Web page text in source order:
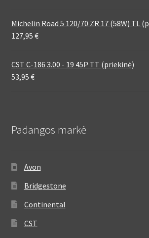
Michelin Road 5 120/70 ZR 17 (58W) TL
127,95 €
CST C-186 3.00 - 19 45P TT (priekinė)
53,95 €
Padangos markė
Avon
Bridgestone
Continental
CST